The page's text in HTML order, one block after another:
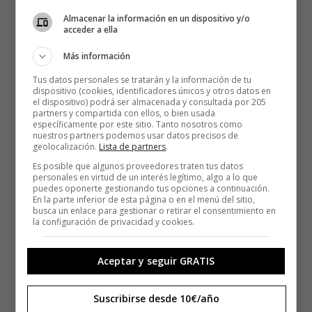
Almacenar la información en un dispositivo y/o
acceder a ella
Más información
Tus datos personales se tratarán y la información de tu
dispositivo (cookies, identificadores únicos y otros datos en
el dispositivo) podrá ser almacenada y consultada por 205
partners y compartida con ellos, o bien usada
específicamente por este sitio. Tanto nosotros como
nuestros partners podemos usar datos precisos de
geolocalización. Lista de partners.
Es posible que algunos proveedores traten tus datos
personales en virtud de un interés legítimo, algo a lo que
puedes oponerte gestionando tus opciones a continuación.
En la parte inferior de esta página o en el menú del sitio,
busca un enlace para gestionar o retirar el consentimiento en
la configuración de privacidad y cookies.
Aceptar y seguir GRATIS
Suscribirse desde 10€/año